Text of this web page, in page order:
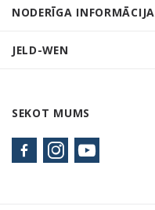
NODERĪGA INFORMĀCIJA
JELD-WEN
SEKOT MUMS